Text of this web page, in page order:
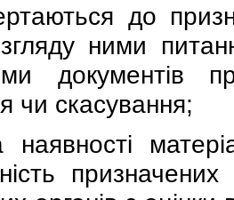
до
ними
документiв
чи скасування;